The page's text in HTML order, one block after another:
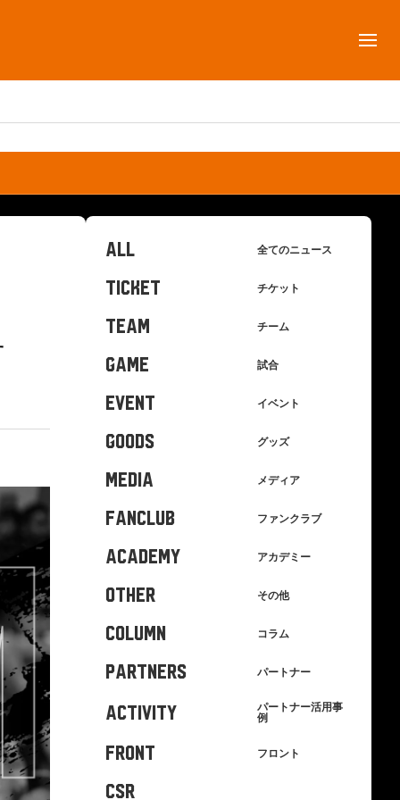
ALL 全てのニュース
TICKET チケット
TEAM チーム
GAME 試合
EVENT イベント
GOODS グッズ
MEDIA メディア
FANCLUB ファンクラブ
ACADEMY アカデミー
OTHER その他
COLUMN コラム
PARTNERS パートナー
ACTIVITY
パートナー活用事
例
FRONT フロント
CSR